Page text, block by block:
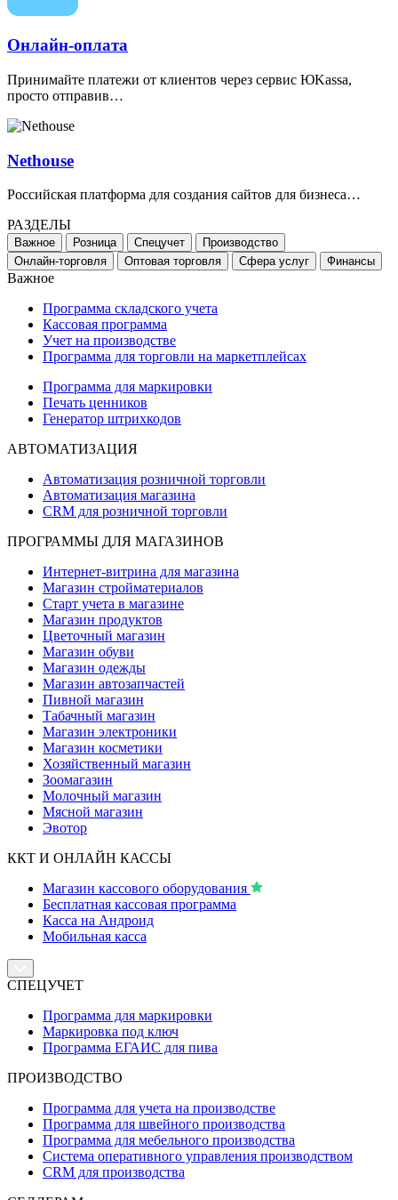
Онлайн-оплата
Принимайте платежи от клиентов через сервис ЮKassa,
просто отправив…
Nethouse
Российская платформа для создания сайтов для бизнеса…
РАЗДЕЛЫ
Важное Розница Спецучет
Производство
Онлайн-торговля
Оптовая торговля Сфера услуг Финансы
Важное
Программа складского учета
Кассовая программа
Учет на производстве
Программа для торговли на маркетплейсах
Программа для маркировки
Печать ценников
Генератор штрихкодов
АВТОМАТИЗАЦИЯ
Автоматизация розничной торговли
Автоматизация магазина
CRM для розничной торговли
ПРОГРАММЫ ДЛЯ МАГАЗИНОВ
Интернет-витрина для магазина
Магазин стройматериалов
Старт учета в магазине
Магазин продуктов
Цветочный магазин
Магазин обуви
Магазин одежды
Магазин автозапчастей
Пивной магазин
Табачный магазин
Магазин электроники
Магазин косметики
Хозяйственный магазин
Зоомагазин
Молочный магазин
Мясной магазин
Эвотор
ККТ И ОНЛАЙН КАССЫ
Магазин кассового оборудования
Бесплатная кассовая программа
Касса на Андроид
Мобильная касса
СПЕЦУЧЕТ
Программа для маркировки
Маркировка под ключ
Программа ЕГАИС для пива
ПРОИЗВОДСТВО
Программа для учета на производстве
Программа для швейного производства
Программа для мебельного производства
Система оперативного управления производством
CRM для производства